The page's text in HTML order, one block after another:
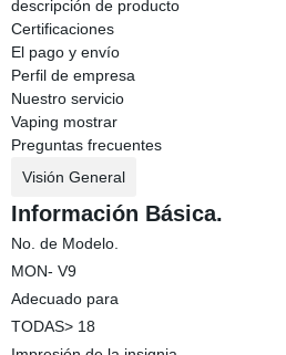
descripción de producto
Certificaciones
El pago y envío
Perfil de empresa
Nuestro servicio
Vaping mostrar
Preguntas frecuentes
Visión General
Información Básica.
No. de Modelo.
MON- V9
Adecuado para
TODAS> 18